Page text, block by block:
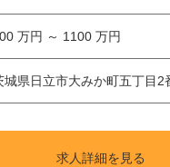
万円 ～ 1100 万円
城県日立市大みか町五丁目2
求人詳細を見る